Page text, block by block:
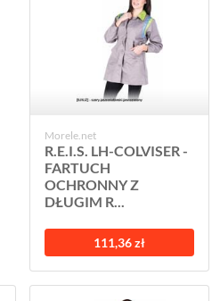
Morele.net
R.E.I.S. LH-COLVISER -
FARTUCH
OCHRONNY Z
DŁUGIM R...
111,36 zł